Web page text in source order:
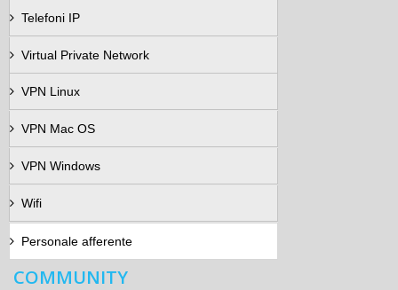
Telefoni IP
Virtual Private Network
VPN Linux
VPN Mac OS
VPN Windows
Wifi
Personale afferente
COMMUNITY